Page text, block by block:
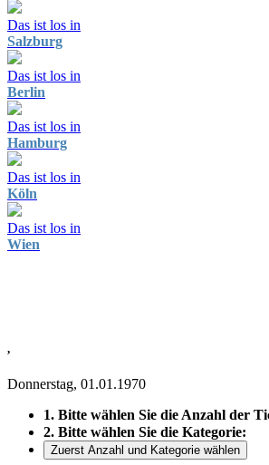
Das ist los in
Salzburg
Das ist los in
Berlin
Das ist los in
Hamburg
Das ist los in
Köln
Das ist los in
Wien
,
Donnerstag, 01.01.1970
1. Bitte wählen Sie die Anzahl der
2. Bitte wählen Sie die Kategorie:
Zuerst Anzahl und Kategorie wählen